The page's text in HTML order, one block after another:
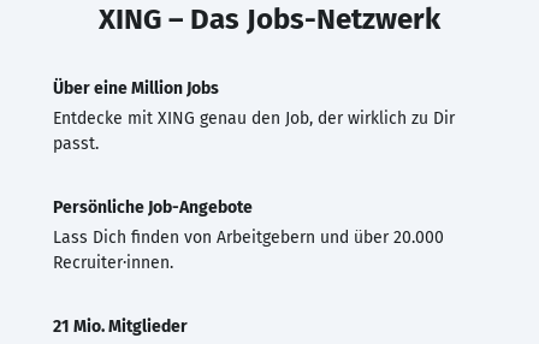
XING – Das Jobs-Netzwerk
Über eine Million Jobs
Entdecke mit XING genau den Job, der wirklich zu Dir
passt.
Persönliche Job-Angebote
Lass Dich finden von Arbeitgebern und über 20.000
Recruiter·innen.
21 Mio. Mitglieder